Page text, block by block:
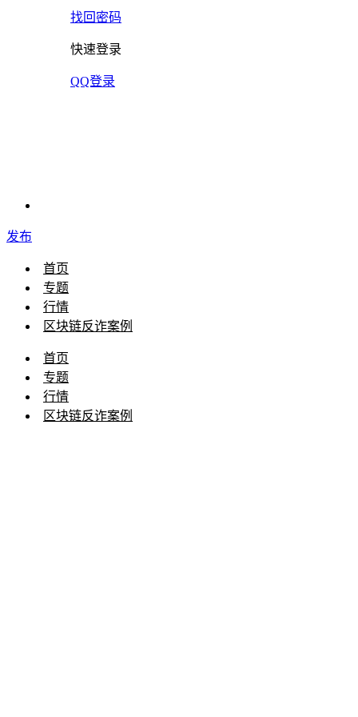
找回密码
快速登录
QQ登录
发布
首页
专题
行情
区块链反诈案例
首页
专题
行情
区块链反诈案例